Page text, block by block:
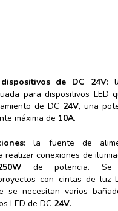
de DC 24V:
para dispositivos LED
de DC 24V, una
máxima de 10A.
: la fuente de
realizar conexiones de
de potencia. Se
con cintas de luz
se necesitan varios
LED de DC 24V.